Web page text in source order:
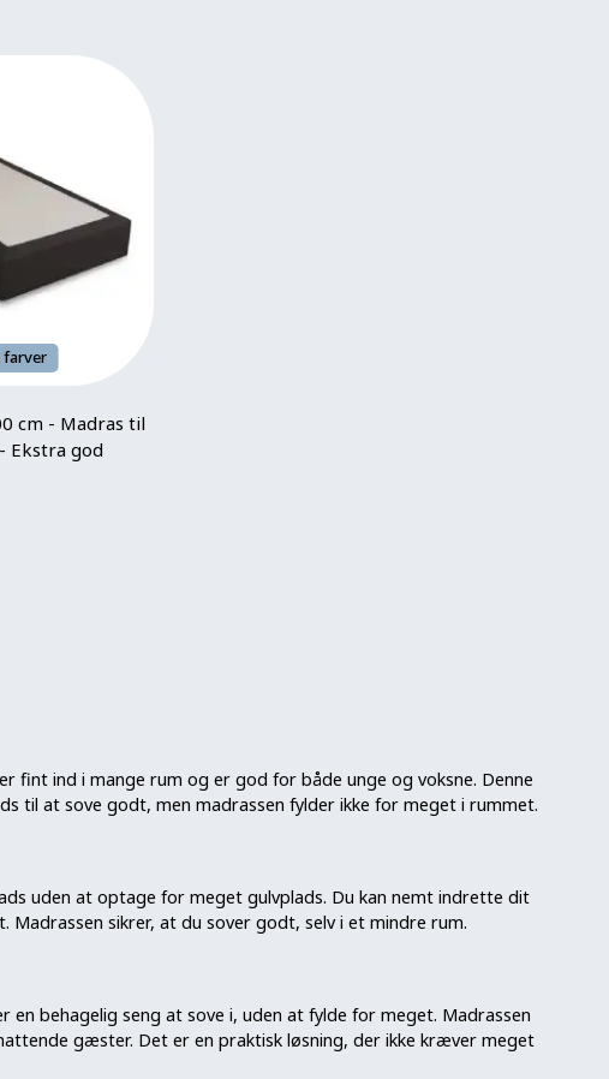
farver
cm - Madras til
Ekstra god
fint ind i mange rum og er god for både unge og voksne. Denne
til at sove godt, men madrassen fylder ikke for meget i rummet.
uden at optage for meget gulvplads. Du kan nemt indrette dit
sikrer, at du sover godt, selv i et mindre rum.
behagelig seng at sove i, uden at fylde for meget. Madrassen
gæster. Det er en praktisk løsning, der ikke kræver meget